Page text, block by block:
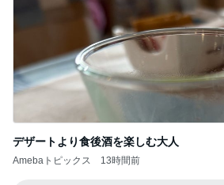
デザートより食後酒を楽しむ大人
Amebaトピックス 13時間前